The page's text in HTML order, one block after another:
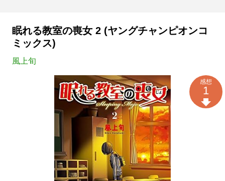
眠れる教室の喪女 2 (ヤングチャンピオンコ
ミックス)
風上旬
感想
1